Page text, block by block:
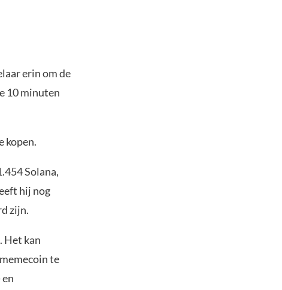
erin om de
10 minuten
kopen.
Solana,
hij nog
zijn.
Het kan
te